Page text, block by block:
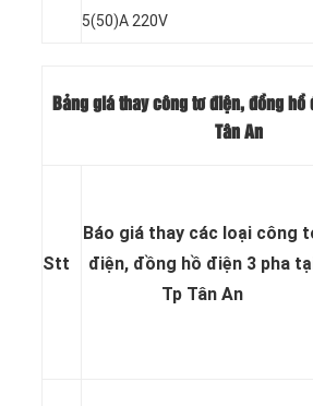
5(50)A 220V
Bảng giá thay công tơ điện, đồng hồ
Tân An
Stt
Báo giá thay các loại công
điện, đồng hồ điện 3 pha
Tp Tân An